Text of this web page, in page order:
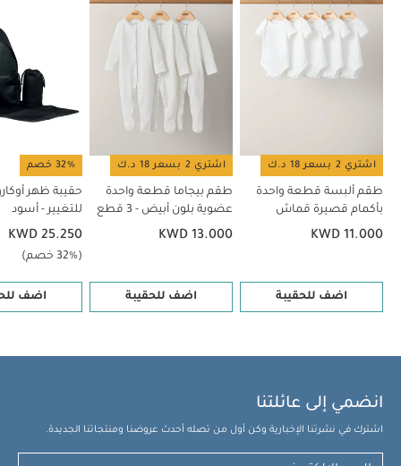
اشتري 2 بسعر 18 د.ك
طقم ألبسة قطعة واحدة
بأكمام قصيرة قماش
عضوي بلون أبيض - 5 قطع
KWD 11.000
اضف للحقيبة
اشتري 2 بسعر 18 د.ك
طقم بيجاما قطعة واحدة
عضوية بلون أبيض - 3 قطع
KWD 13.000
اضف للحقيبة
32% خصم
حقيبة ظهر
للتغيير - أسود
KWD 25.250
(32% خصم)
اضف
انضمي إلى عائلتنا
اشترك في نشرتنا الإخبارية وكن أول من تصله أحدث عروضنا ومنتجاتنا الجديدة.